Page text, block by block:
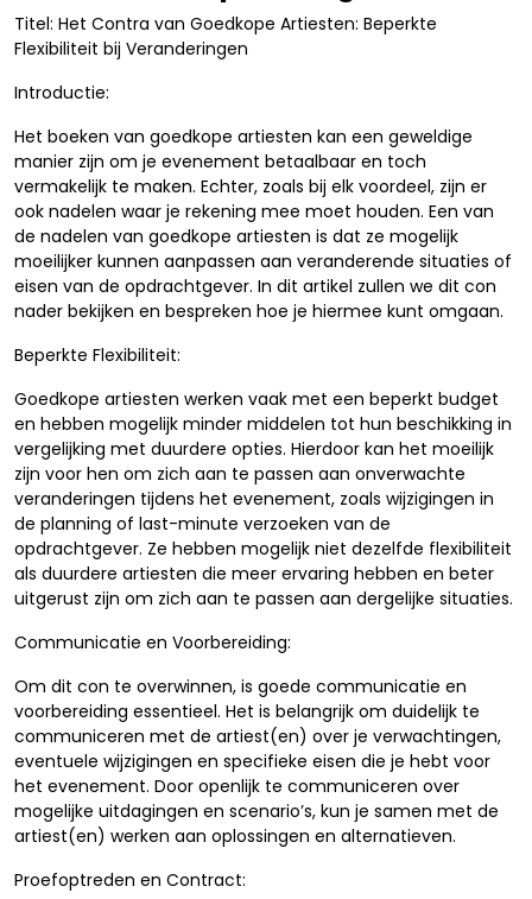
Titel: Het Contra van Goedkope Artiesten: Beperkte
Flexibiliteit bij Veranderingen
Introductie:
Het boeken van goedkope artiesten kan een geweldige
manier zijn om je evenement betaalbaar en toch
vermakelijk te maken. Echter, zoals bij elk voordeel, zijn er
ook nadelen waar je rekening mee moet houden. Een van
de nadelen van goedkope artiesten is dat ze mogelijk
moeilijker kunnen aanpassen aan veranderende situaties of
eisen van de opdrachtgever. In dit artikel zullen we dit con
nader bekijken en bespreken hoe je hiermee kunt omgaan.
Beperkte Flexibiliteit:
Goedkope artiesten werken vaak met een beperkt budget
en hebben mogelijk minder middelen tot hun beschikking in
vergelijking met duurdere opties. Hierdoor kan het moeilijk
zijn voor hen om zich aan te passen aan onverwachte
veranderingen tijdens het evenement, zoals wijzigingen in
de planning of last-minute verzoeken van de
opdrachtgever. Ze hebben mogelijk niet dezelfde flexibiliteit
als duurdere artiesten die meer ervaring hebben en beter
uitgerust zijn om zich aan te passen aan dergelijke situaties.
Communicatie en Voorbereiding:
Om dit con te overwinnen, is goede communicatie en
voorbereiding essentieel. Het is belangrijk om duidelijk te
communiceren met de artiest(en) over je verwachtingen,
eventuele wijzigingen en specifieke eisen die je hebt voor
het evenement. Door openlijk te communiceren over
mogelijke uitdagingen en scenario’s, kun je samen met de
artiest(en) werken aan oplossingen en alternatieven.
Proefoptreden en Contract: